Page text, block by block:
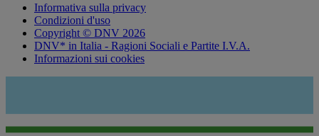
Informativa sulla privacy
Condizioni d'uso
Copyright © DNV 2026
DNV* in Italia - Ragioni Sociali e Partite I.V.A.
Informazioni sui cookies